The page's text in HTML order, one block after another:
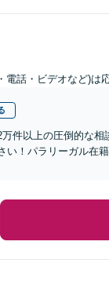
電話・ビデオなど)は
件以上の圧倒的な
い！パラリーガル在